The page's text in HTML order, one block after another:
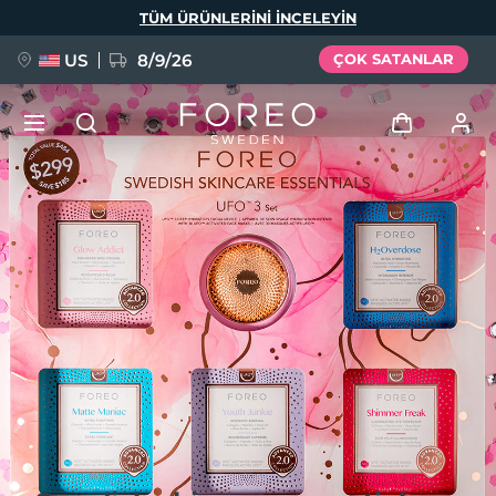
TÜM ÜRÜNLERINI INCELEYIN
US 8/9/26 ÇOK SATANLAR
Giriş
Kullanici profi̇li̇
Cihazlarım
Siparişlerim
Adresim
Aboneliklerim
YENİ
FAQ™ Pure Beauty-Tech Elixir
BREAKING NEWS
issa™ Teeth Whitening Set
Dil Seçimi
English Deutsch
Español
Français
Italiano
Português
Polski
Svenska
Русский
Türkçe
简体中文 繁體中文